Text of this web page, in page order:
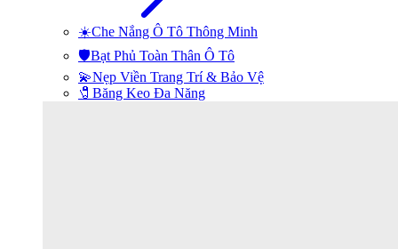
☀️Che Nắng Ô Tô Thông Minh
🛡️Bạt Phủ Toàn Thân Ô Tô
💫Nẹp Viền Trang Trí & Bảo Vệ
🧷Băng Keo Đa Năng